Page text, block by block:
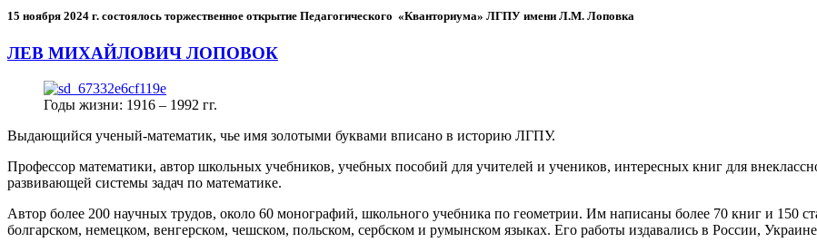
15 ноября 2024 г. состоялось торжественное открытие Педагогического «Кванториума» ЛГПУ имени Л.М. Лоповка
ЛЕВ МИХАЙЛОВИЧ ЛОПОВОК
Годы жизни: 1916 – 1992 гг.
Выдающийся ученый-математик, чье имя золотыми буквами вписано в историю ЛГПУ.
Профессор математики, автор школьных учебников, учебных пособий для учителей и учеников, интересных книг для
развивающей системы задач по математике.
Автор более 200 научных трудов, около 60 монографий, школьного учебника по геометрии. Им написаны более 70 книг и 150
болгарском, немецком, венгерском, чешском, польском, сербском и румынском языках. Его работы издавались в России,